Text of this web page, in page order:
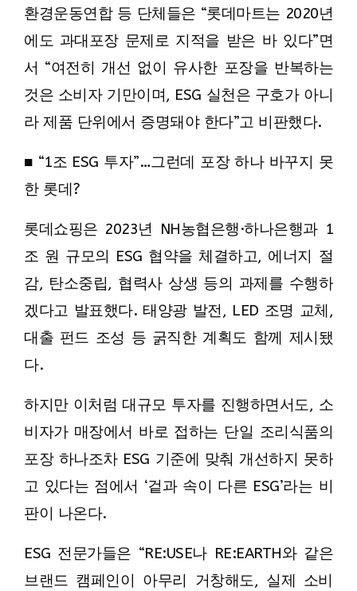
환경운동연합 등 단체들은 “롯데마트는 2020년
에도 과대포장 문제로 지적을 받은 바 있다”면
서 “여전히 개선 없이 유사한 포장을 반복하는
것은 소비자 기만이며, ESG 실천은 구호가 아니
라 제품 단위에서 증명돼야 한다”고 비판했다.
■ “1조 ESG 투자”…그런데 포장 하나 바꾸지 못
한 롯데?
롯데쇼핑은 2023년 NH농협은행·하나은행과 1
조 원 규모의 ESG 협약을 체결하고, 에너지 절
감, 탄소중립, 협력사 상생 등의 과제를 수행하
겠다고 발표했다. 태양광 발전, LED 조명 교체,
대출 펀드 조성 등 굵직한 계획도 함께 제시됐
다.
하지만 이처럼 대규모 투자를 진행하면서도, 소
비자가 매장에서 바로 접하는 단일 조리식품의
포장 하나조차 ESG 기준에 맞춰 개선하지 못하
고 있다는 점에서 ‘겉과 속이 다른 ESG’라는 비
판이 나온다.
ESG 전문가들은 “RE:USE나 RE:EARTH와 같은
브랜드 캠페인이 아무리 거창해도, 실제 소비